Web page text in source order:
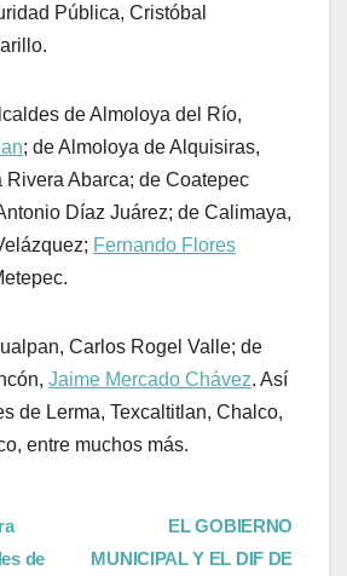
Pública, Cristóbal
de Almoloya del Río,
; de Almoloya de Alquisiras,
Rivera Abarca; de Coatepec
Díaz Juárez; de Calimaya,
Fernando Flores
Carlos Rogel Valle; de
Jaime Mercado Chávez. Así
de Lerma, Texcaltitlan, Chalco,
entre muchos más.
EL GOBIERNO
MUNICIPAL Y EL DIF DE
de